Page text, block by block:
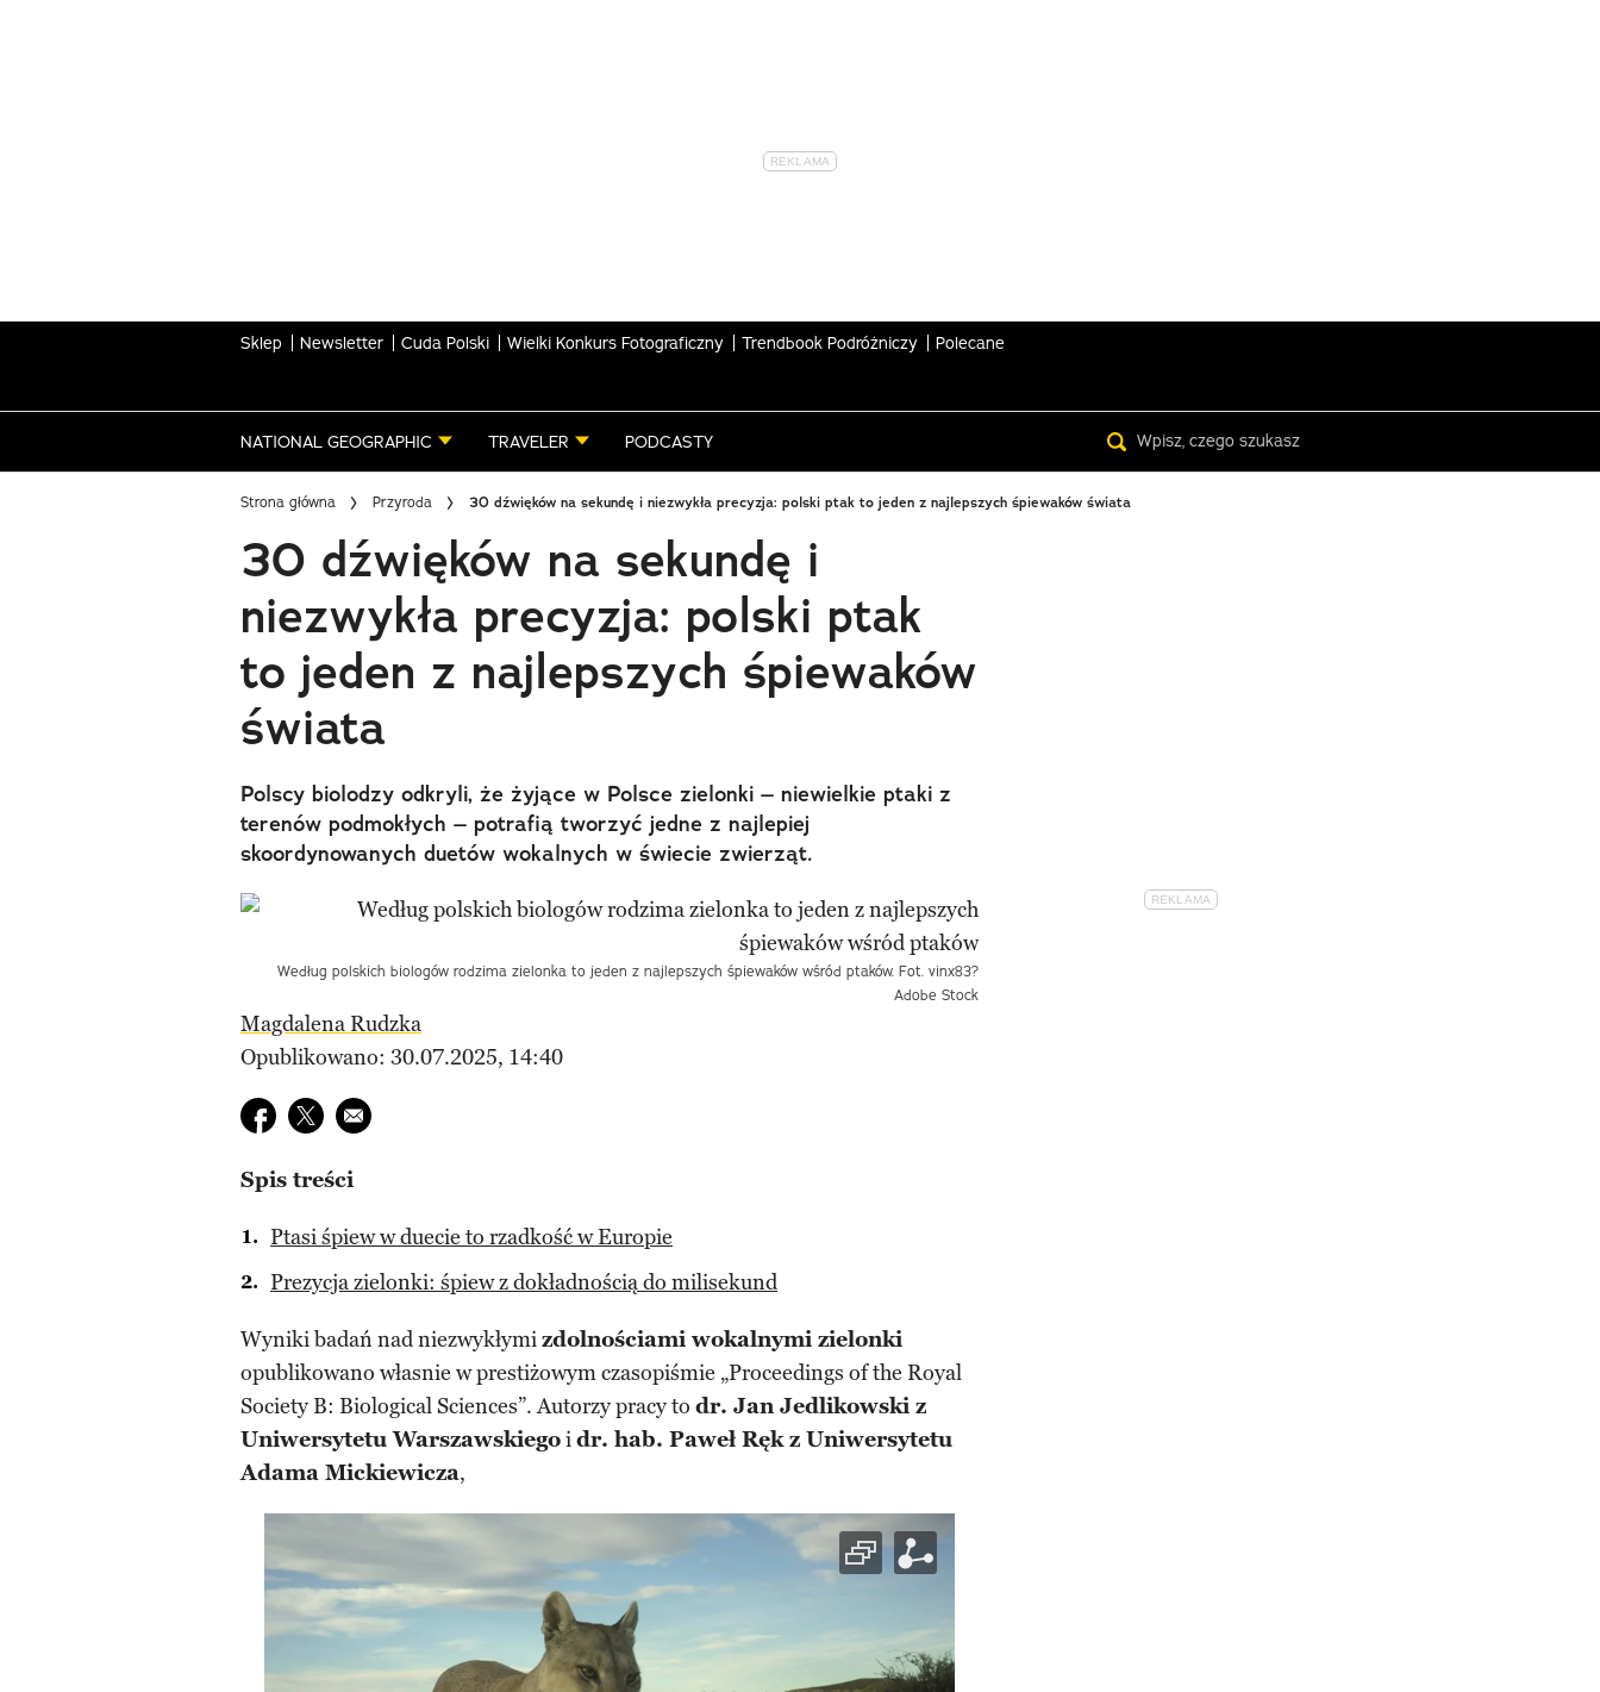
Sklep Newsletter Cuda Polski Wielki Konkurs Fotograficzny Trendbook Podróżniczy Polecane
NATIONAL GEOGRAPHIC TRAVELER PODCASTY
Strona główna Przyroda 30 dźwięków na sekundę i niezwykła precyzja: polski ptak to jeden z najlepszych śpiewaków świata
30 dźwięków na sekundę i
niezwykła precyzja: polski ptak
to jeden z najlepszych śpiewaków
świata
Polscy biolodzy odkryli, że żyjące w Polsce zielonki – niewielkie ptaki z
terenów podmokłych – potrafią tworzyć jedne z najlepiej
skoordynowanych duetów wokalnych w świecie zwierząt.
Według polskich biologów rodzima zielonka to jeden z najlepszych śpiewaków wśród ptaków. Fot. vinx83?
Adobe Stock
Magdalena Rudzka
Opublikowano: 30.07.2025, 14:40
Udostępnij na facebook
Udostępnij na twitter
E-mail do przyjaciela
Spis treści
Ptasi śpiew w duecie to rzadkość w Europie
Prezycja zielonki: śpiew z dokładnością do milisekund
Wyniki badań nad niezwykłymizdolnościami wokalnymi zielonki
opublikowano własnie w prestiżowym czasopiśmie „Proceedings of the Royal
Society B: Biological Sciences”. Autorzy pracy to dr. Jan Jedlikowski z
Uniwersytetu Warszawskiegoidr. hab. Paweł Ręk z Uniwersytetu
Adama Mickiewicza,